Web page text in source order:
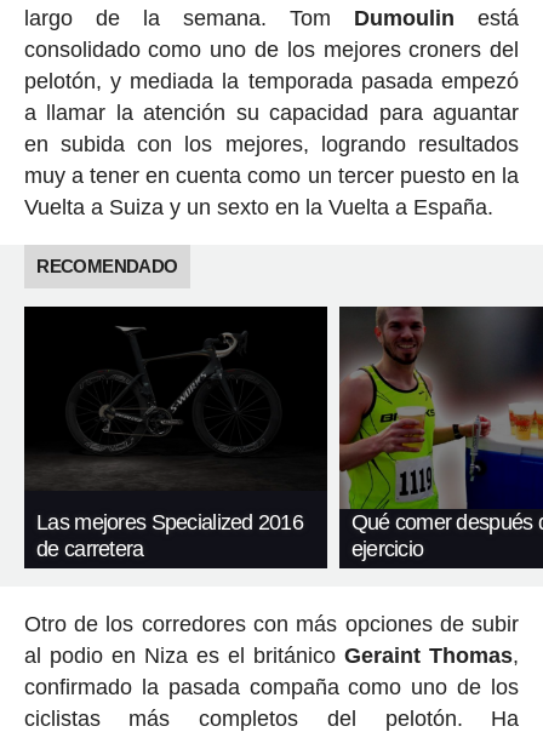
largo de la semana. Tom Dumoulinestá
consolidado como uno de los mejores croners del
pelotón, y mediada la temporada pasada empezó
a llamar la atención su capacidad para aguantar
en subida con los mejores, logrando resultados
muy a tener en cuenta como un tercer puesto en la
Vuelta a Suiza y un sexto en la Vuelta a España.
RECOMENDADO
Las mejores Specialized 2016
de carretera
Qué comer después
ejercicio
Otro de los corredores con más opciones de subir
al podio en Niza es el británicoGeraintThomas,
confirmado la pasada compaña como uno de los
ciclistas más completos del pelotón. Ha